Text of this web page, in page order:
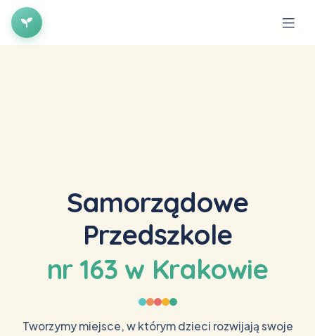
Samorządowe
Przedszkole
nr 163 w Krakowie
Tworzymy miejsce, w którym dzieci rozwijają swoje
×